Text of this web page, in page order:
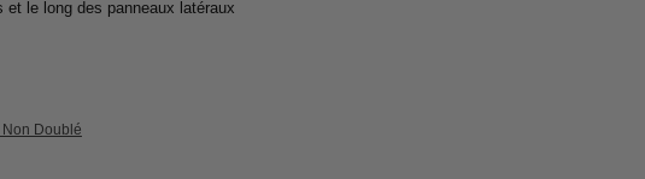
et le long des panneaux latéraux
Doublé